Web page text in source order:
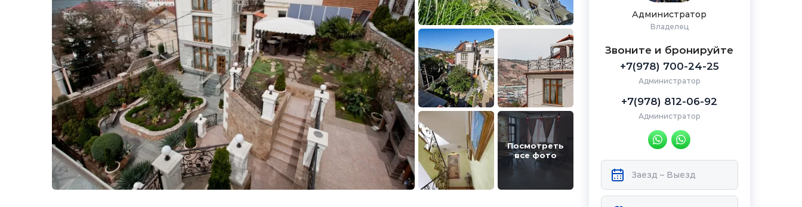
Посмотреть
все фото
Администратор
Владелец
Звоните и бронируйте
+7(978) 700-24-25
Администратор
+7(978) 812-06-92
Администратор